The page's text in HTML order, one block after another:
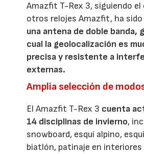
Amazfit T-Rex 3, siguiendo el
otros relojes Amazfit, ha sido
una antena de doble banda,
cual la geolocalización es
precisa y resistente a
externas.
Amplia selección de
El Amazfit T-Rex 3 cuenta
14 disciplinas de invierno,
snowboard, esquí alpino,
biatlón, patinaje en interiores